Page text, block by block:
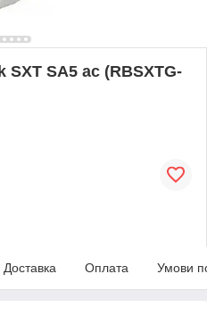
SXT SA5 ac (RBSXTG-
Доставка Оплата Умови